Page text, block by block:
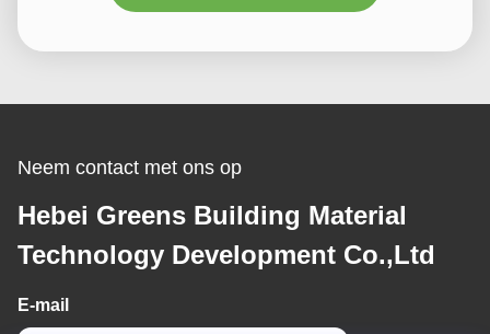
Neem contact met ons op
Hebei Greens Building Material
Technology Development Co.,Ltd
E-mail